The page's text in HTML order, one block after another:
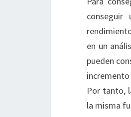
en un
pueden
Por tanto,
la misma